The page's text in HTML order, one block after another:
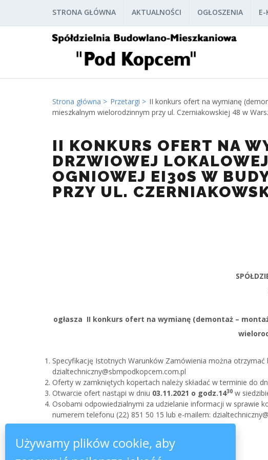
STRONA GŁÓWNA AKTUALNOŚCI OGŁOSZENIA E-
Strona główna Przetargi
II konkurs ofert na wymianę
mieszkalnym wielorodzinnym przy ul. Czerniakowskiej 48 w
II KONKURS OFERT NA
DRZWIOWEJ
OGNIOWEJ EI30S W
PRZY UL.
ogłasza II konkurs ofert na wymianę (demontaż –
Specyfikację Istotnych Warunków Zamówienia można
dzialtechniczny@sbmpodkopcem.com.pl
Oferty w zamkniętych kopertach należy składać w terminie do
Otwarcie ofert nastąpi w dniu 03.11.2021 o godz.1430 w
Osobami odpowiedzialnymi za udzielanie informacji w sprawie
numerem telefonu (22) 851 50 15 lub e-mailem:
Używamy plików cookie, aby